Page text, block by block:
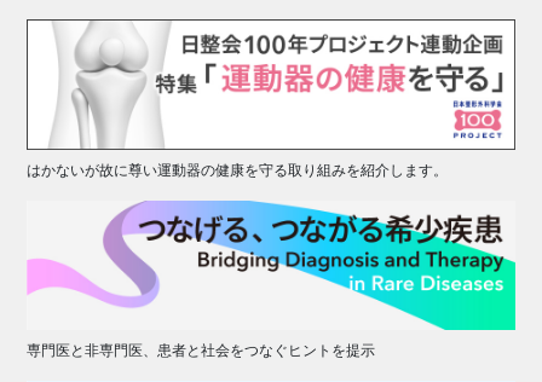
はかないが故に尊い運動器の健康を守る取り組みを紹介します。
専門医と非専門医、患者と社会をつなぐヒントを提示